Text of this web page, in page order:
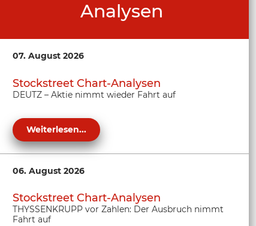
Analysen
07. August 2026
Stockstreet Chart-Analysen
DEUTZ – Aktie nimmt wieder Fahrt auf
Weiterlesen...
06. August 2026
Stockstreet Chart-Analysen
THYSSENKRUPP vor Zahlen: Der Ausbruch nimmt
Fahrt auf